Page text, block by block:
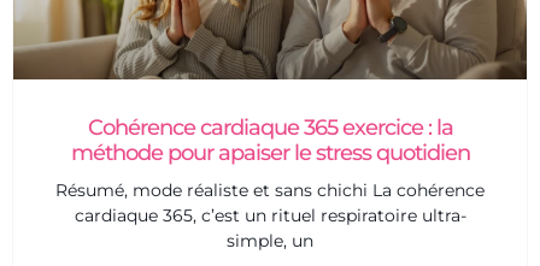
Cohérence cardiaque 365 exercice : la
méthode pour apaiser le stress quotidien
Résumé, mode réaliste et sans chichi La cohérence
cardiaque 365, c’est un rituel respiratoire ultra-
simple, un